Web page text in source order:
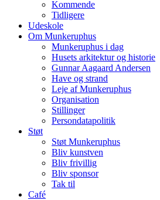
Kommende
Tidligere
Udeskole
Om Munkeruphus
Munkeruphus i dag
Husets arkitektur og historie
Gunnar Aagaard Andersen
Have og strand
Leje af Munkeruphus
Organisation
Stillinger
Persondatapolitik
Støt
Støt Munkeruphus
Bliv kunstven
Bliv frivillig
Bliv sponsor
Tak til
Café